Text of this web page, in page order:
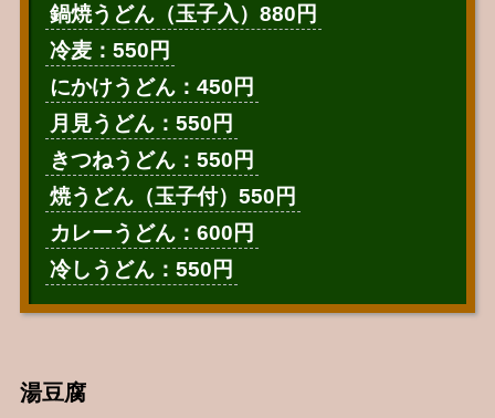
鍋焼うどん（玉子入）880円
冷麦：550円
にかけうどん：450円
月見うどん：550円
きつねうどん：550円
焼うどん（玉子付）550円
カレーうどん：600円
冷しうどん：550円
湯豆腐